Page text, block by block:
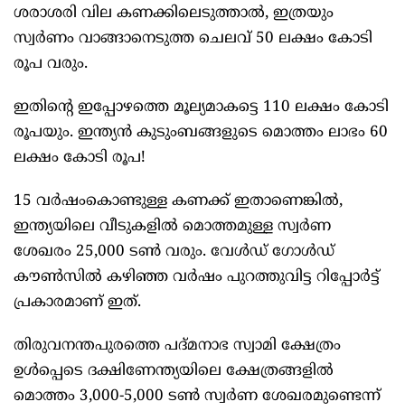
ശരാശരി വില കണക്കിലെടുത്താല്‍, ഇത്രയും
സ്വർണം വാങ്ങാനെടുത്ത ചെലവ് 50 ലക്ഷം കോടി
രൂപ വരും.
ഇതിന്റെ ഇപ്പോഴത്തെ മൂല്യമാകട്ടെ 110 ലക്ഷം കോടി
രൂപയും. ഇന്ത്യൻ കുടുംബങ്ങളുടെ മൊത്തം ലാഭം 60
ലക്ഷം കോടി രൂപ!
15 വർഷംകൊണ്ടുള്ള കണക്ക് ഇതാണെങ്കില്‍,
ഇന്ത്യയിലെ വീടുകളില്‍ മൊത്തമുള്ള സ്വർണ
ശേഖരം 25,000 ടണ്‍ വരും. വേള്‍ഡ് ഗോള്‍ഡ്
കൗണ്‍സില്‍ കഴിഞ്ഞ വർഷം പുറത്തുവിട്ട റിപ്പോർട്ട്
പ്രകാരമാണ് ഇത്.
തിരുവനന്തപുരത്തെ പദ്മനാഭ സ്വാമി ക്ഷേത്രം
ഉള്‍പ്പെടെ ദക്ഷിണേന്ത്യയിലെ ക്ഷേത്രങ്ങളില്‍
മൊത്തം 3,000-5,000 ടണ്‍ സ്വർണ ശേഖരമുണ്ടെന്ന്